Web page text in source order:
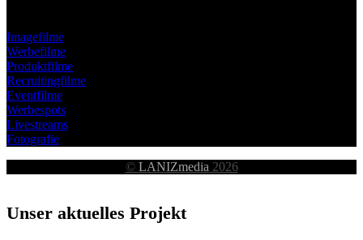
Imagefilme
Werbefilme
Produktfilme
Recruitingfilme
Eventfilme
Werbespots
Livestreams
Fotografie
© LANIZmedia 2026
Unser aktuelles Projekt